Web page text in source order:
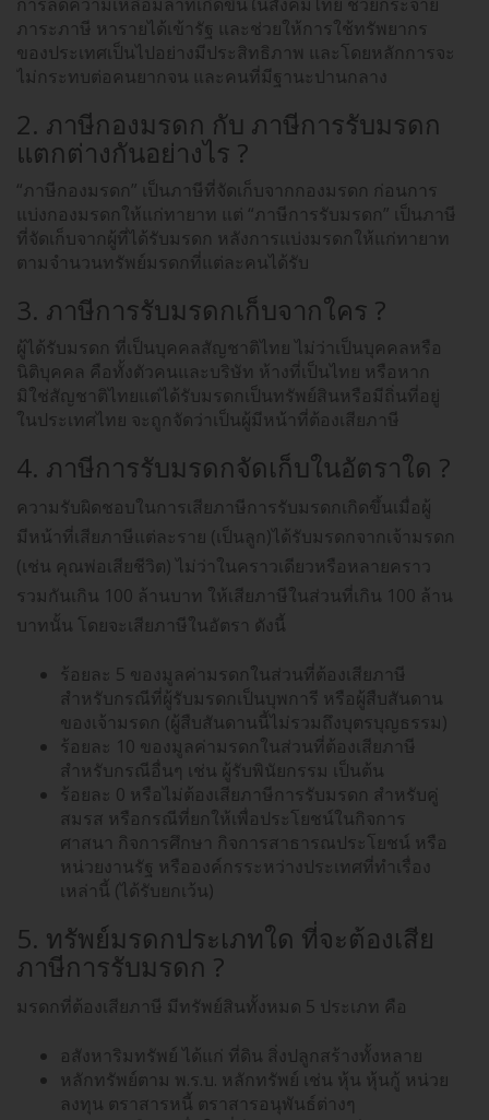
ภาระภาษี หารายได้เข้ารัฐ และช่วยให้การใช้ทรัพยากร
ของประเทศเป็นไปอย่างมีประสิทธิภาพ และโดยหลักการจะ
ไม่กระทบต่อคนยากจน และคนที่มีฐานะปานกลาง
2. ภาษีกองมรดก กับ ภาษีการรับมรดก
แตกต่างกันอย่างไร ?
“ภาษีกองมรดก” เป็นภาษีที่จัดเก็บจากกองมรดก ก่อนการ
แบ่งกองมรดกให้แก่ทายาท แต่ “ภาษีการรับมรดก” เป็นภาษี
ที่จัดเก็บจากผู้ที่ได้รับมรดก หลังการแบ่งมรดกให้แก่ทายาท
ตามจำนวนทรัพย์มรดกที่แต่ละคนได้รับ
3. ภาษีการรับมรดกเก็บจากใคร ?
ผู้ได้รับมรดก ที่เป็นบุคคลสัญชาติไทย ไม่ว่าเป็นบุคคลหรือ
นิติบุคคล คือทั้งตัวคนและบริษัท ห้างที่เป็นไทย หรือหาก
มิใช่สัญชาติไทยแต่ได้รับมรดกเป็นทรัพย์สินหรือมีถิ่นที่อยู่
ในประเทศไทย จะถูกจัดว่าเป็นผู้มีหน้าที่ต้องเสียภาษี
4. ภาษีการรับมรดกจัดเก็บในอัตราใด ?
ความรับผิดชอบในการเสียภาษีการรับมรดกเกิดขึ้นเมื่อผู้
มีหน้าที่เสียภาษีแต่ละราย (เป็นลูก)ได้รับมรดกจากเจ้ามรดก
(เช่น คุณพ่อเสียชีวิต) ไม่ว่าในคราวเดียวหรือหลายคราว
รวมกันเกิน 100 ล้านบาท ให้เสียภาษีในส่วนที่เกิน 100 ล้าน
บาทนั้น โดยจะเสียภาษีในอัตรา ดังนี้
ร้อยละ 5 ของมูลค่ามรดกในส่วนที่ต้องเสียภาษี
สำหรับกรณีที่ผู้รับมรดกเป็นบุพการี หรือผู้สืบสันดาน
ของเจ้ามรดก (ผู้สืบสันดานนี้ไม่รวมถึงบุตรบุญธรรม)
ร้อยละ 10 ของมูลค่ามรดกในส่วนที่ต้องเสียภาษี
สำหรับกรณีอื่นๆ เช่น ผู้รับพินัยกรรม เป็นต้น
ร้อยละ 0 หรือไม่ต้องเสียภาษีการรับมรดก สำหรับคู่
สมรส หรือกรณีที่ยกให้เพื่อประโยชน์ในกิจการ
ศาสนา กิจการศึกษา กิจการสาธารณประโยชน์ หรือ
หน่วยงานรัฐ หรือองค์กรระหว่างประเทศที่ทำเรื่อง
เหล่านี้ (ได้รับยกเว้น)
5. ทรัพย์มรดกประเภทใด ที่จะต้องเสีย
ภาษีการรับมรดก ?
มรดกที่ต้องเสียภาษี มีทรัพย์สินทั้งหมด 5 ประเภท คือ
อสังหาริมทรัพย์ ได้แก่ ที่ดิน สิ่งปลูกสร้างทั้งหลาย
หลักทรัพย์ตาม พ.ร.บ. หลักทรัพย์ เช่น หุ้น หุ้นกู้ หน่วย
ลงทุน ตราสารหนี้ ตราสารอนุพันธ์ต่างๆ